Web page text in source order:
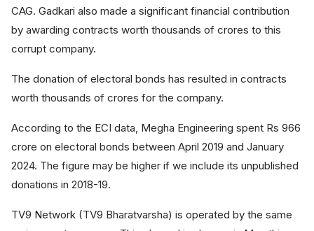
CAG. Gadkari also made a significant financial contribution
by awarding contracts worth thousands of crores to this
corrupt company.
The donation of electoral bonds has resulted in contracts
worth thousands of crores for the company.
According to the ECI data, Megha Engineering spent Rs 966
crore on electoral bonds between April 2019 and January
2024. The figure may be higher if we include its unpublished
donations in 2018-19.
TV9 Network (TV9 Bharatvarsha) is operated by the same